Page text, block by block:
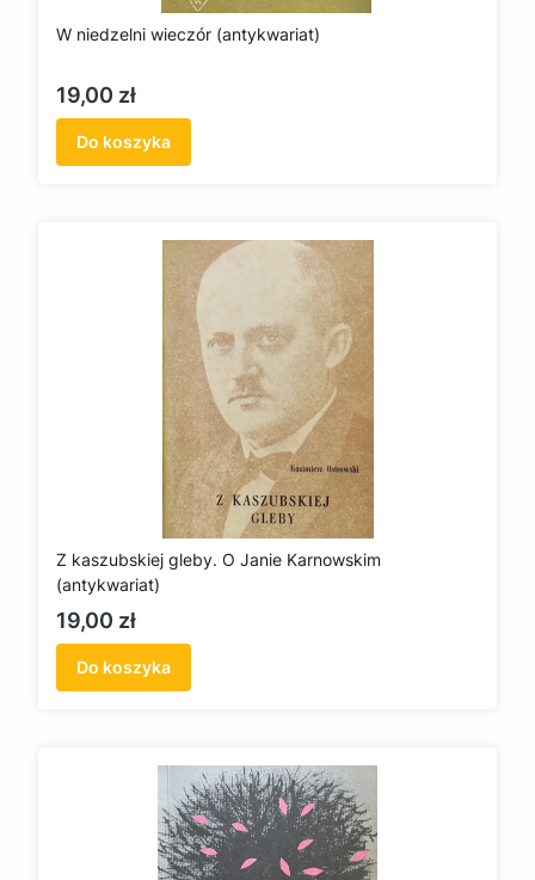
W niedzelni wieczór (antykwariat)
Cena
19,00 zł
Do koszyka
Z kaszubskiej gleby. O Janie Karnowskim
(antykwariat)
Cena
19,00 zł
Do koszyka